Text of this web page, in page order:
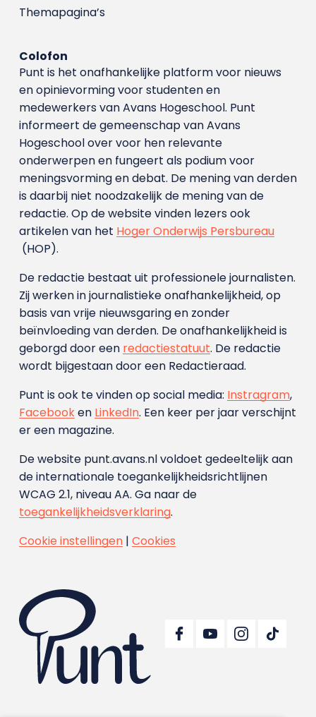
Themapagina’s
Colofon
Punt is het onafhankelijke platform voor nieuws
en opinievorming voor studenten en
medewerkers van Avans Hoge­school. Punt
informeert de gemeenschap van Avans
Hogeschool over voor hen relevante
onderwerpen en fungeert als podium voor
meningsvorming en debat. De mening van derden
is daarbij niet noodzakelijk de mening van de
redactie. Op de website vinden lezers ook
artikelen van het Hoger Onderwijs Persbureau
(HOP).
De redactie bestaat uit professionele journalisten.
Zij werken in journalistieke onafhankelijkheid, op
basis van vrije nieuwsgaring en zonder
beïnvloeding van derden. De onafhankelijkheid is
geborgd door een redactiestatuut. De redactie
wordt bijgestaan door een Redactieraad.
Punt is ook te vinden op social media: Instragram,
Facebooken LinkedIn. Een keer per jaar verschijnt
er een magazine.
De website punt.avans.nl voldoet gedeeltelijk aan
de internationale toegankelijkheidsrichtlijnen
WCAG 2.1, niveau AA. Ga naar de
toegankelijkheidsverklaring.
Cookie instellingen| Cookies